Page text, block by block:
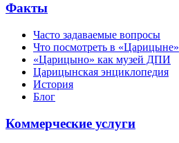
Факты
Часто задаваемые вопросы
Что посмотреть в «Царицыне»
«Царицыно» как музей ДПИ
Царицынская энциклопедия
История
Блог
Коммерческие услуги